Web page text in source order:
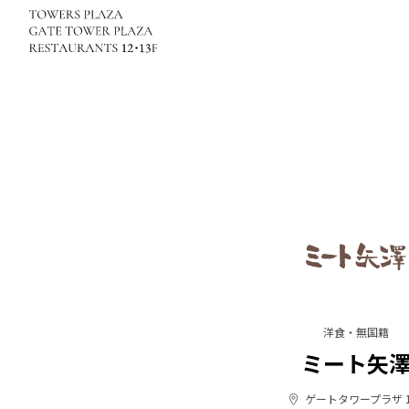
洋食・無国籍
ミート矢
ゲートタワープラザ